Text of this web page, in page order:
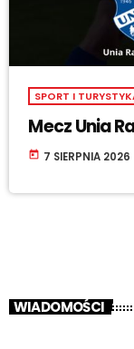
SPORT I
Mecz Unia
today 7 SIERPNIA 2026
WIADOMOŚCI